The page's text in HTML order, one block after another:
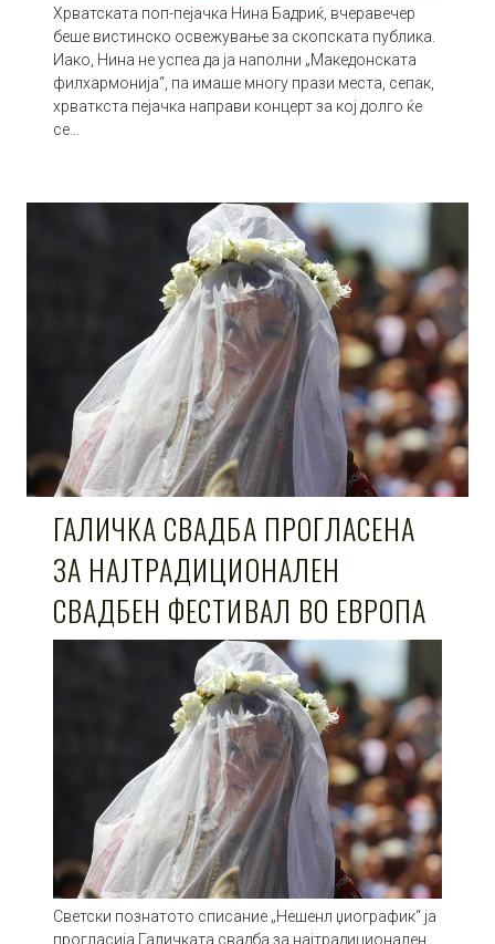
Хрватската поп-пејачка Нина Бадриќ, вчеравечер
беше вистинско освежување за скопската публика.
Иако, Нина не успеа да ја наполни „Македонската
филхармонија“, па имаше многу прази места, сепак,
хрваткста пејачка направи концерт за кој долго ќе
се…
ГАЛИЧКА СВАДБА ПРОГЛАСЕНА
ЗА НАЈТРАДИЦИОНАЛЕН
СВАДБЕН ФЕСТИВАЛ ВО ЕВРОПА
Светски познатото списание „Нешенл џиографик“ ја
прогласија Галичката свадба за најтрадиционален